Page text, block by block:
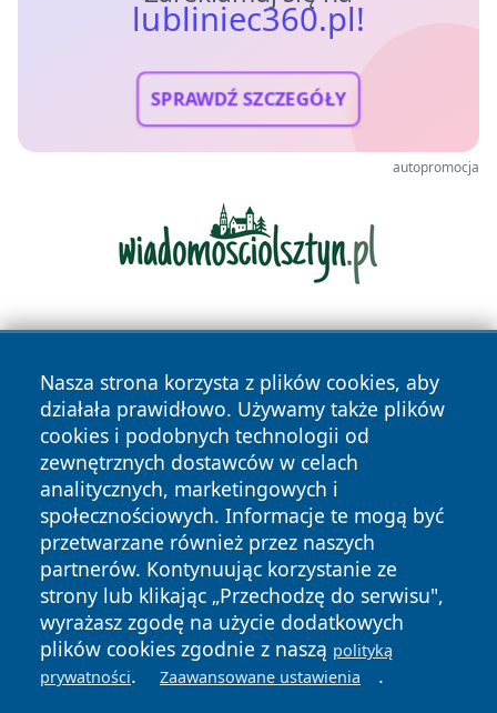
lubliniec360.pl!
SPRAWDŹ SZCZEGÓŁY
autopromocja
Nasza strona korzysta z plików cookies, aby
działała prawidłowo. Używamy także plików
cookies i podobnych technologii od
zewnętrznych dostawców w celach
analitycznych, marketingowych i
społecznościowych. Informacje te mogą być
przetwarzane również przez naszych
partnerów. Kontynuując korzystanie ze
strony lub klikając „Przechodzę do serwisu",
wyrażasz zgodę na użycie dodatkowych
plików cookies zgodnie z naszą polityką
prywatności. Zaawansowane ustawienia .
Copyright © 2026 lubliniec360.pl Wszystkie prawa
zastrzeżone.
News Autorzy
Polityka
Prywatności
Polityka
Cookies